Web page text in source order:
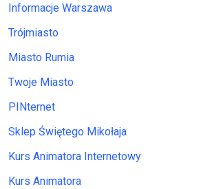
Informacje Warszawa
Trójmiasto
Miasto Rumia
Twoje Miasto
PINternet
Sklep Świętego Mikołaja
Kurs Animatora Internetowy
Kurs Animatora